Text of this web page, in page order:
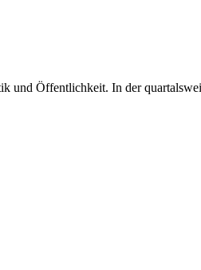
und Öffentlichkeit. In der